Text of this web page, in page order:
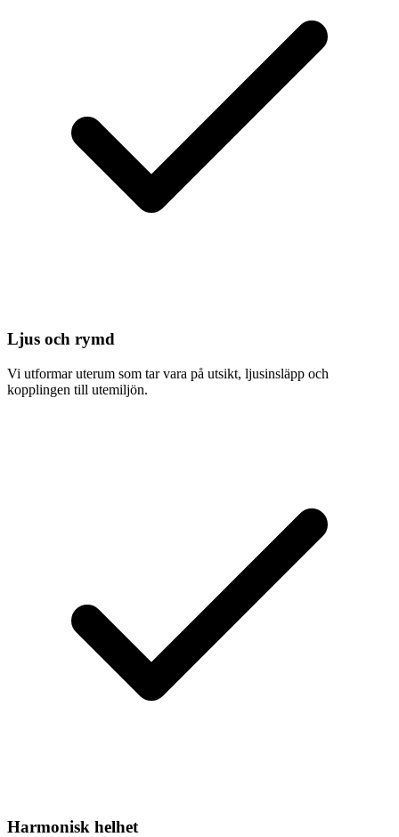
Ljus och rymd
Vi utformar uterum som tar vara på utsikt, ljusinsläpp och
kopplingen till utemiljön.
Harmonisk helhet